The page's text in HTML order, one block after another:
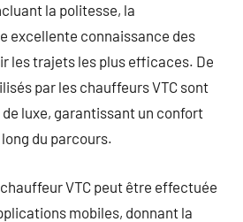
la politesse, la
excellente connaissance des
les trajets les plus efficaces. De
par les chauffeurs VTC sont
luxe, garantissant un confort
du parcours.
VTC peut être effectuée
mobiles, donnant la